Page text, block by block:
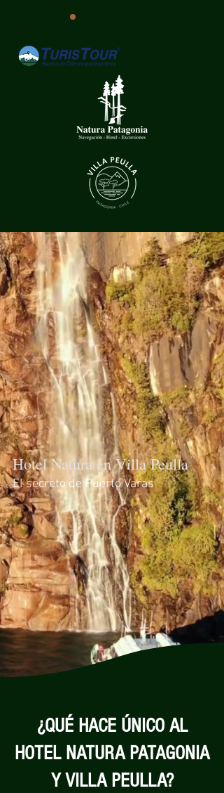
Hotel Natura en Villa Peulla
El secreto de Puerto Varas
¿QUÉ HACE ÚNICO AL
HOTEL NATURA PATAGONIA
Y VILLA PEULLA?